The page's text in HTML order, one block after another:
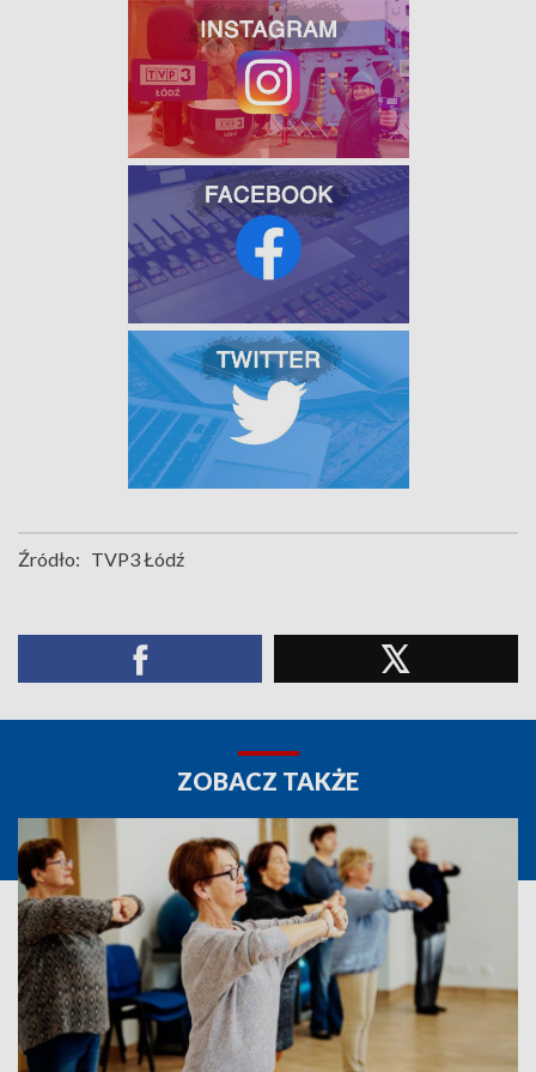
Źródło: TVP3 Łódź
ZOBACZ TAKŻE